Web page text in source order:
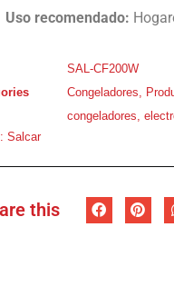
Uso recomendado:
SAL-CF200W
Congeladores,
congeladores,
Salcar
this